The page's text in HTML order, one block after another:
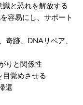
と恐れを解放する
容易にし、サポート
跡、DNAリペア、
りと関係性
覚めさせる
還